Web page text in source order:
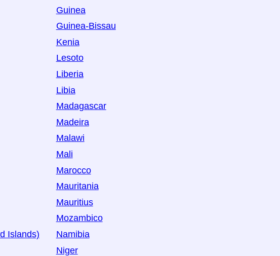
Islands)
Guinea
Guinea-Bissau
Kenia
Lesoto
Liberia
Libia
Madagascar
Madeira
Malawi
Mali
Marocco
Mauritania
Mauritius
Mozambico
Namibia
Niger